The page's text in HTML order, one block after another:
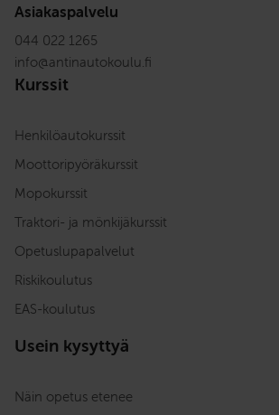
Asiakaspalvelu
044 022 1265
info@antinautokoulu.fi
Kurssit
Henkilöautokurssit
Moottoripyöräkurssit
Mopokurssit
Traktori- ja mönkijäkurssit
Opetuslupapalvelut
Riskikoulutus
EAS-koulutus
Usein kysyttyä
Näin opetus etenee